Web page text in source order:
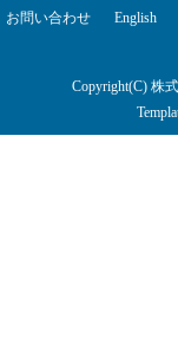
お問い合わせ English
Copyright(C) 株